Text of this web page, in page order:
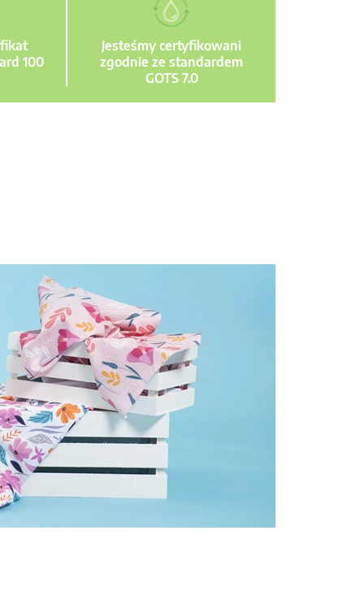
100
Jesteśmy certyfikowani
zgodnie ze standardem
GOTS 7.0